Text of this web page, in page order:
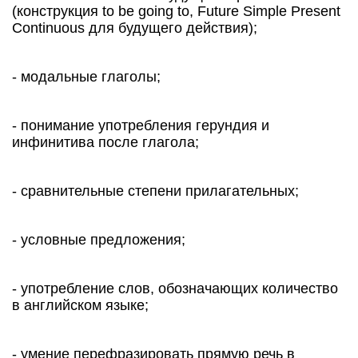
(конструкция to be going to, Future Simple Present
Continuous для будущего действия);
- модальные глаголы;
- понимание употребления герундия и
инфинитива после глагола;
- сравнительные степени прилагательных;
- условные предложения;
- употребление слов, обозначающих количество
в английском языке;
- умение перефразировать прямую речь в